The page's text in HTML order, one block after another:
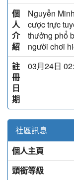
個
人
介
紹
Nguyễn
cược trực
thưởng phổ
người chơi
註
冊
日
期
03月24日
社區訊息
個人主頁
頭銜等級